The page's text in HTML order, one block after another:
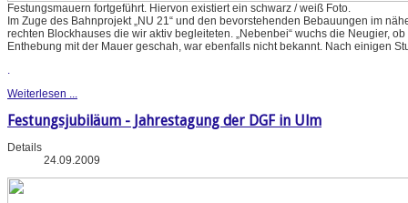
Festungsmauern fortgeführt. Hiervon existiert ein schwarz / weiß Foto.
Im Zuge des Bahnprojekt „NU 21“ und den bevorstehenden Bebauungen im
rechten Blockhauses die wir aktiv begleiteten. „Nebenbei“ wuchs die Neugier,
Enthebung mit der Mauer geschah, war ebenfalls nicht bekannt. Nach einigen
.
Weiterlesen ...
Festungsjubiläum - Jahrestagung der DGF in Ulm
Details
24.09.2009